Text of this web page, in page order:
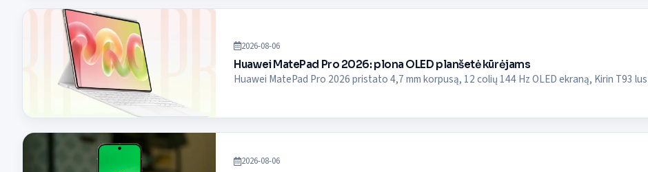
2026-08-06
Huawei MatePad Pro 2026: plona OLED planšetė kūrėjams
Huawei MatePad Pro 2026 pristato 4,7 mm korpusą, 12 colių 144 Hz OLED ekraną, Kirin T93
2026-08-06